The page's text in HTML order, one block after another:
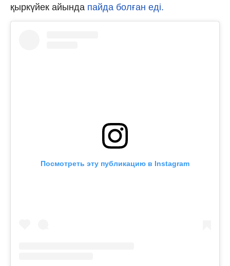
қыркүйек айында пайда болған еді.
Посмотреть эту публикацию в Instagram